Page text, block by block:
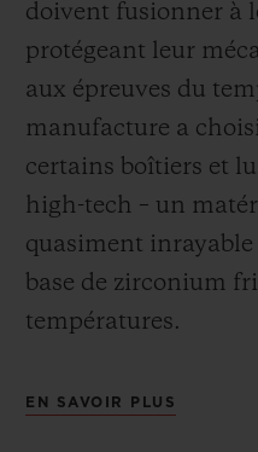
doivent fusionner à
protégeant leur
aux épreuves du
manufacture a
certains boîtiers et
high-tech – un
quasiment
base de zirconium
températures.
EN SAVOIR PLUS